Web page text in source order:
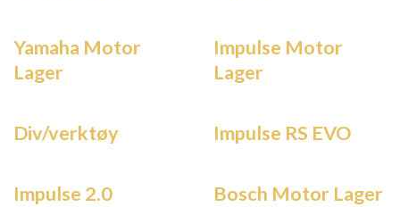
Yamaha Motor
Lager
Impulse Motor
Lager
Div/verktøy Impulse RS EVO
Impulse 2.0 Bosch Motor Lager